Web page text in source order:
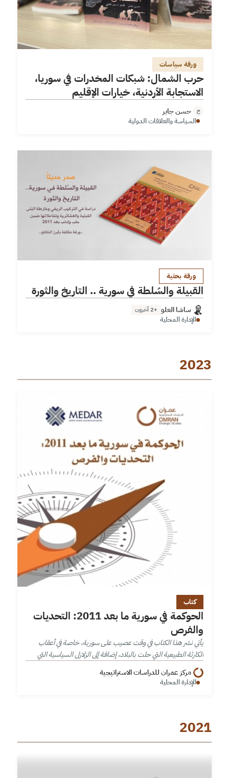
ورقة سياسات
حرب الشمال: شبكات المخدرات في سوريا،
الاستجابة الأردنية، خيارات الإقليم
ح حسن جابر
السياسة والعلاقات الدولية
ورقة بحثية
القبيلة والسُلطة في سورية .. التاريخ والثورة
ساشا العلو +2 آخرون
الإدارة المحلية
2023
كتاب
الحوكمة في سورية ما بعد 2011: التحديات
والفرص
يأتي نشر هذا الكتاب في وقت عصيب على سورية، خاصة في أعقاب
الكارثة الطبيعية التي حلت بالبلاد، إضافة إلى الزلازل السياسية التي
شهدها الشعب السوري منذ بداية الثورة السورية عام…
مركز عمران للدراسات الاستراتيجية
الإدارة المحلية
2021